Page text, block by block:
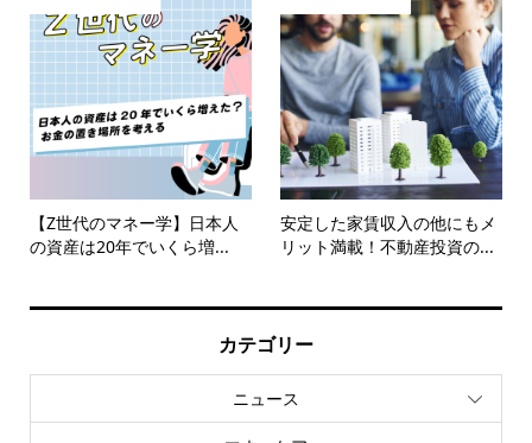
【Z世代のマネー学】日本人
の資産は20年でいくら増...
安定した家賃収入の他にもメ
リット満載！不動産投資の...
カテゴリー
ニュース